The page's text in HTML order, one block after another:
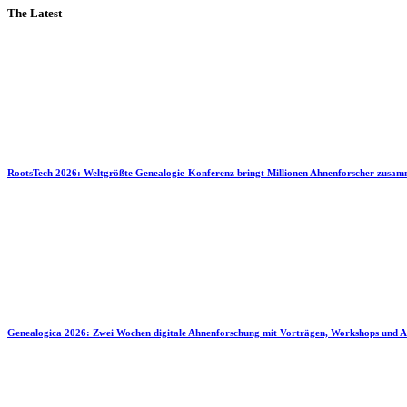
The Latest
RootsTech 2026: Weltgrößte Genealogie-Konferenz bringt Millionen Ahnenforscher
Genealogica 2026: Zwei Wochen digitale Ahnenforschung mit Vorträgen, Workshops und